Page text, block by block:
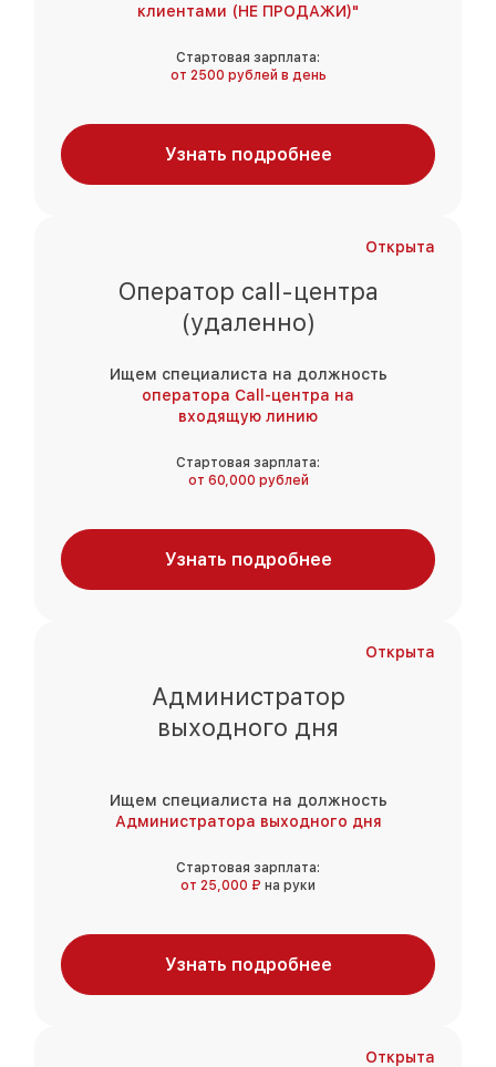
клиентами (НЕ ПРОДАЖИ)"
Стартовая зарплата:
от 2500 рублей в день
Узнать подробнее
Открыта
Оператор call-центра
(удаленно)
Ищем специалиста на должность
оператора Call-центра на
входящую линию
Стартовая зарплата:
от 60,000 рублей
Узнать подробнее
Открыта
Администратор
выходного дня
Ищем специалиста на должность
Администратора выходного дня
Стартовая зарплата:
от 25,000 ₽ на руки
Узнать подробнее
Открыта